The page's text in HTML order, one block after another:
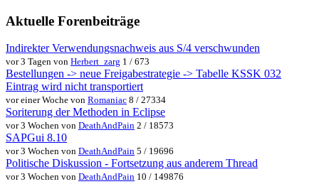
Aktuelle Forenbeiträge
Indirekter Verwendungsnachweis aus S/4 verschwunden
vor 3 Tagen von Herbert_zarg 1 / 673
Bestellungen -> neue Freigabestrategie -> Tabelle KSSK 032
Eintrag wird nicht transportiert
vor einer Woche von Romaniac 8 / 27334
Soriterung der Methoden in Eclipse
vor 3 Wochen von DeathAndPain 2 / 18573
SAPGui 8.10
vor 3 Wochen von DeathAndPain 5 / 19696
Politische Diskussion - Fortsetzung aus anderem Thread
vor 3 Wochen von DeathAndPain 10 / 149876